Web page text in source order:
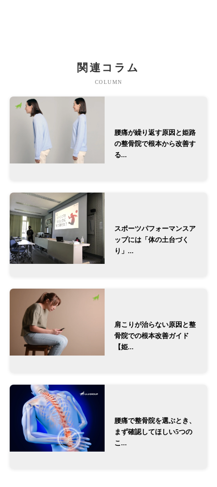
関連コラム
COLUMN
腰痛が繰り返す原因と姫路
の整骨院で根本から改善す
る...
スポーツパフォーマンスア
ップには「体の土台づく
り」...
肩こりが治らない原因と整
骨院での根本改善ガイド
【姫...
腰痛で整骨院を選ぶとき、
まず確認してほしい5つの
こ...